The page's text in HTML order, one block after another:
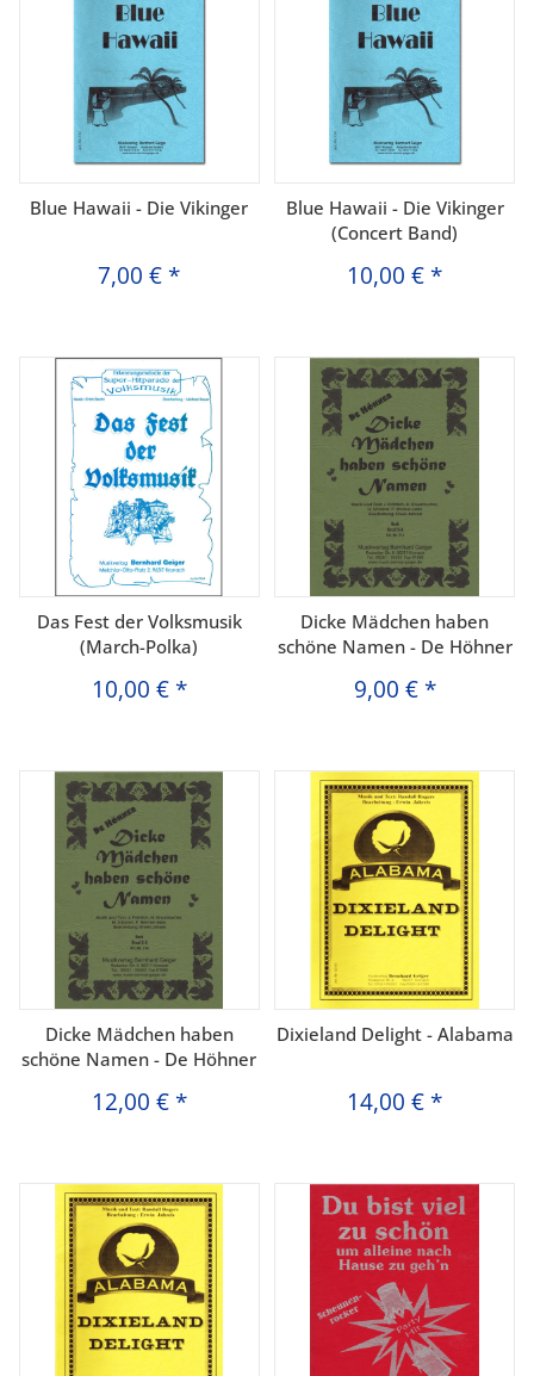
Blue Hawaii - Die Vikinger
7,00 € *
Blue Hawaii - Die Vikinger
(Concert Band)
10,00 € *
Das Fest der Volksmusik
(March-Polka)
10,00 € *
Dicke Mädchen haben
schöne Namen - De Höhner
9,00 € *
Dicke Mädchen haben
schöne Namen - De Höhner
12,00 € *
Dixieland Delight - Alabama
14,00 € *